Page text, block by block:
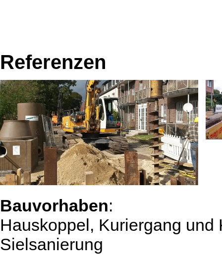
Referenzen
Bauvorhaben:
Hauskoppel, Kuriergang und
Sielsanierung